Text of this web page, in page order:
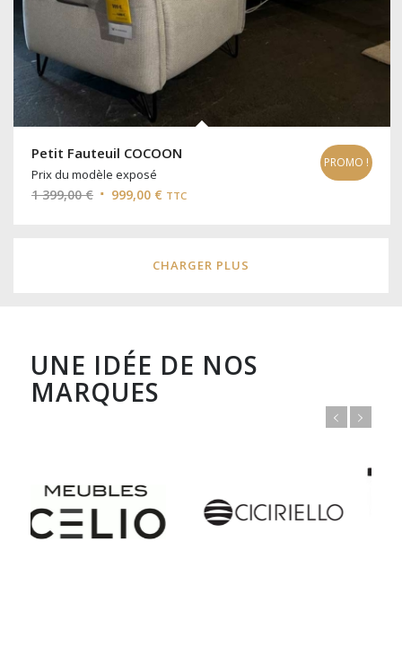
Petit Fauteuil COCOON
Prix du modèle exposé
1 399,00€ Le 999,00 € Le
est :
TTC
PROMO !
CHARGER PLUS
UNE IDÉE DE NOS
MARQUES